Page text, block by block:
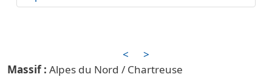
<
>
Alpes du Nord / Chartreuse